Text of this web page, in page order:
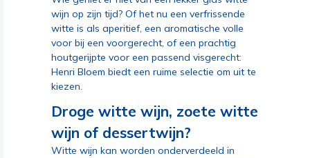
wijn op zijn tijd? Of het nu een verfrissende
witte is als aperitief, een aromatische volle
voor bij een voorgerecht, of een prachtig
houtgerijpte voor een passend visgerecht:
Henri Bloem biedt een ruime selectie om uit te
kiezen.
Droge witte wijn, zoete witte
wijn of dessertwijn?
Witte wijn kan worden onderverdeeld in